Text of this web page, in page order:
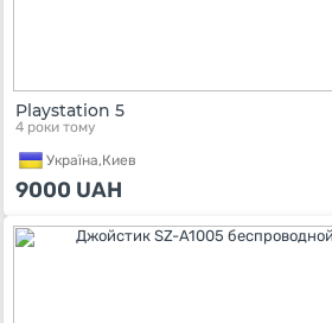
Playstation 5
4 роки тому
Україна,Киев
9000 UAH